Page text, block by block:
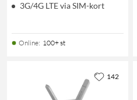
3G/4G LTE via SIM-kort
Online: 100+ st
142